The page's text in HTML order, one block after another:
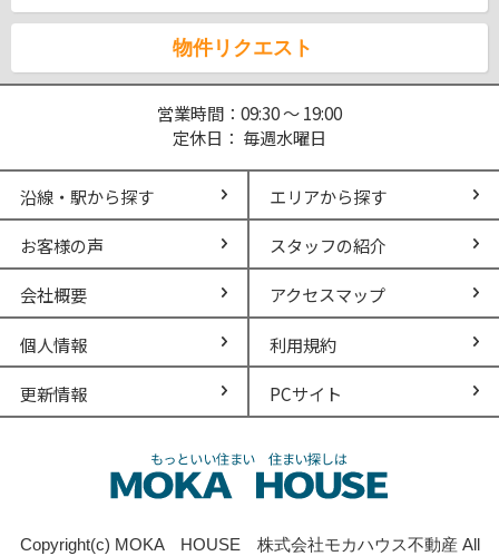
物件リクエスト
営業時間：09:30 ～ 19:00
定休日： 毎週水曜日
沿線・駅から探す エリアから探す
お客様の声 スタッフの紹介
会社概要 アクセスマップ
個人情報 利用規約
更新情報 PCサイト
Copyright(c) MOKA HOUSE 株式会社モカハウス不動産 All